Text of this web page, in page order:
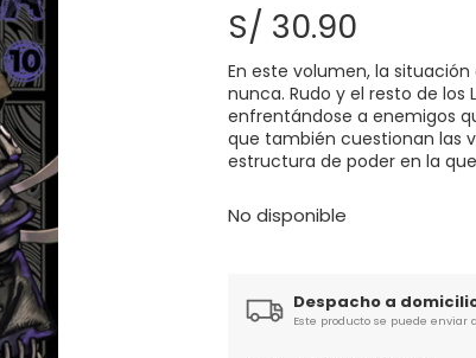
S/ 30.90
En este volumen, la
nunca. Rudo y el resto de
enfrentándose a enemigos
que también cuestionan las
estructura de poder en la
No disponible
Despacho a
Este producto se puede enviar